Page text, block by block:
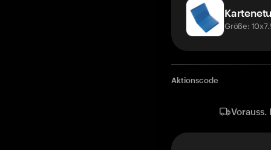
Größe:
Aktionscode